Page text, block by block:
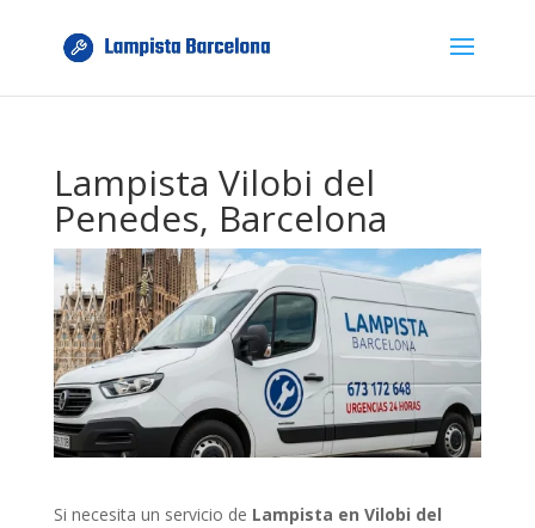
Lampista Vilobi del
Penedes, Barcelona
Si necesita un servicio de Lampista en Vilobi del